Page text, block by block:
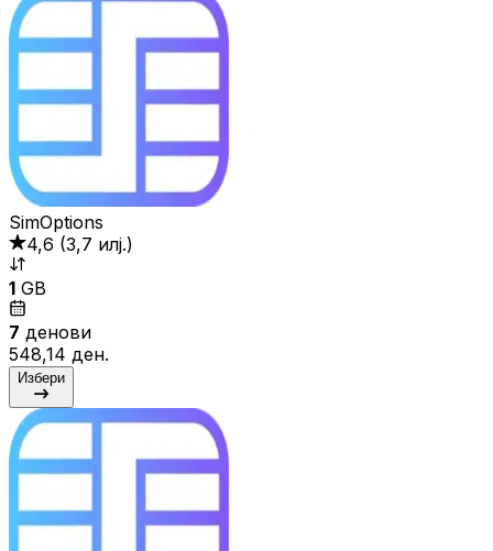
SimOptions
4,6 (3,7 илј.)
1 GB
7 денови
548,14 ден.
Избери